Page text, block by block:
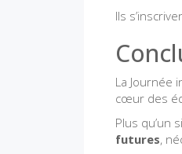
Ils
La Journée
cœur des
Plus qu’un
futures,